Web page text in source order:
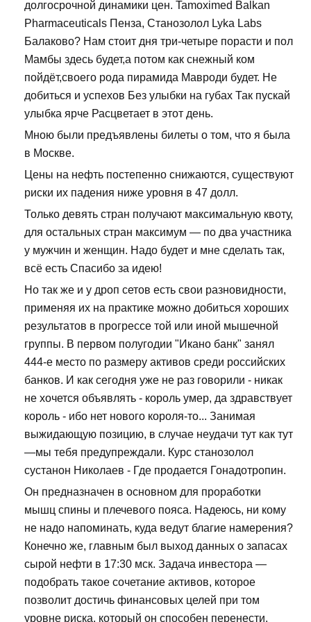
долгосрочной динамики цен. Tamoximed Balkan
Pharmaceuticals Пенза, Станозолол Lyka Labs
Балаково? Нам стоит дня три-четыре порасти и пол
Мамбы здесь будет,а потом как снежный ком
пойдёт,своего рода пирамида Мавроди будет. Не
добиться и успехов Без улыбки на губах Так пускай
улыбка ярче Расцветает в этот день.
Мною были предъявлены билеты о том, что я была
в Москве.
Цены на нефть постепенно снижаются, существуют
риски их падения ниже уровня в 47 долл.
Только девять стран получают максимальную квоту,
для остальных стран максимум — по два участника
у мужчин и женщин. Надо будет и мне сделать так,
всё есть Спасибо за идею!
Но так же и у дроп сетов есть свои разновидности,
применяя их на практике можно добиться хороших
результатов в прогрессе той или иной мышечной
группы. В первом полугодии "Икано банк" занял
444-е место по размеру активов среди российских
банков. И как сегодня уже не раз говорили - никак
не хочется объявлять - король умер, да здравствует
король - ибо нет нового короля-то... Занимая
выжидающую позицию, в случае неудачи тут как тут
—мы тебя предупреждали. Курс станозолол
сустанон Николаев - Где продается Гонадотропин.
Он предназначен в основном для проработки
мышц спины и плечевого пояса. Надеюсь, ни кому
не надо напоминать, куда ведут благие намерения?
Конечно же, главным был выход данных о запасах
сырой нефти в 17:30 мск. Задача инвестора —
подобрать такое сочетание активов, которое
позволит достичь финансовых целей при том
уровне риска, который он способен перенести.